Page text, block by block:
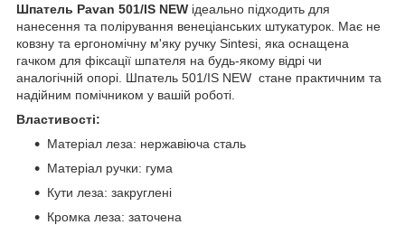
Шпатель Pavan 501/IS NEW ідеально підходить для
нанесення та полірування венеціанських штукатурок. Має не
ковзну та ергономічну м'яку ручку Sintesi, яка оснащена
гачком для фіксації шпателя на будь-якому відрі чи
аналогічній опорі. Шпатель 501/IS NEW стане практичним та
надійним помічником у вашій роботі.
Властивості:
Матеріал леза: нержавіюча сталь
Матеріал ручки: гума
Кути леза: закруглені
Кромка леза: заточена